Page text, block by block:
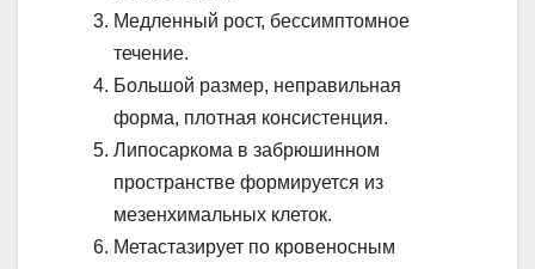
Медленный рост, бессимптомное
течение.
Большой размер, неправильная
форма, плотная консистенция.
Липосаркома в забрюшинном
пространстве формируется из
мезенхимальных клеток.
Метастазирует по кровеносным